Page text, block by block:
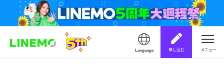
Language 申し込む メニュー